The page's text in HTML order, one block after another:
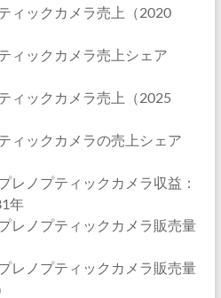
ィックカメラ売上（2020
ィックカメラ売上シェア
ィックカメラ売上（2025
ィックカメラの売上シェア
レノプティックカメラ収益：
年
レノプティックカメラ販売量
レノプティックカメラ販売量